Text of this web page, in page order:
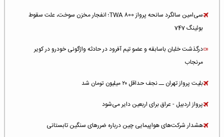
سی‌امین سالگرد سانحه پرواز TWA 800؛ انفجار مخزن سوخت، علت سقوط
بوئینگ 747
درگذشت خلبان باسابقه و عضو تیم آفرود در حادثه واژگونی خودرو در کویر
مرنجاب
بلیت پرواز تهران ــ نجف حداقل ۲۰ میلیون تومان شد
پرواز اردبیل - عراق برای اربعین دایر می‌شود
هشدار شرکت‌های هواپیمایی چین درباره ضررهای سنگین تابستانی